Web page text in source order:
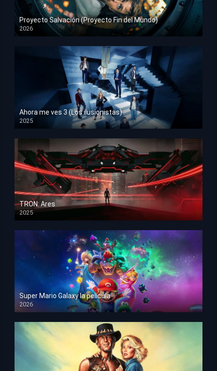
Proyecto Salvación (Proyecto Fin del Mundo)
2026
HD 1080p
Ahora me ves 3 (Los ilusionistas)
2025
HD 1080p
TRON: Ares
2025
HD 1080p
Super Mario Galaxy la película
2026
HD 1080p